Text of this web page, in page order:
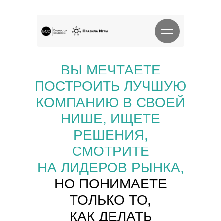
ВЫ МЕЧТАЕТЕ
ПОСТРОИТЬ ЛУЧШУЮ
КОМПАНИЮ В СВОЕЙ
НИШЕ, ИЩЕТЕ
РЕШЕНИЯ,
СМОТРИТЕ
НА ЛИДЕРОВ РЫНКА,
НО ПОНИМАЕТЕ
ТОЛЬКО ТО,
КАК ДЕЛАТЬ